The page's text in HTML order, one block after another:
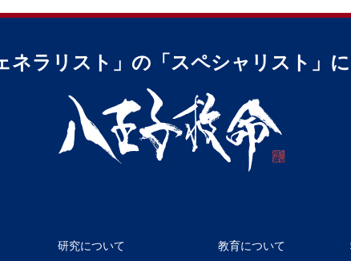
ネラリスト」の 「スペシャリスト」
研究について 教育について